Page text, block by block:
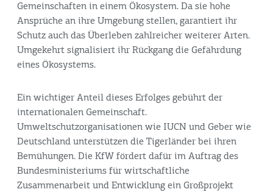
Gemeinschaften in einem Ökosystem. Da sie hohe
Ansprüche an ihre Umgebung stellen, garantiert ihr
Schutz auch das Überleben zahlreicher weiterer Arten.
Umgekehrt signalisiert ihr Rückgang die Gefährdung
eines Ökosystems.
Ein wichtiger Anteil dieses Erfolges gebührt der
internationalen Gemeinschaft.
Umweltschutzorganisationen wie IUCN und Geber wie
Deutschland unterstützen die Tigerländer bei ihren
Bemühungen. Die KfW fördert dafür im Auftrag des
Bundesministeriums für wirtschaftliche
Zusammenarbeit und Entwicklung ein Großprojekt